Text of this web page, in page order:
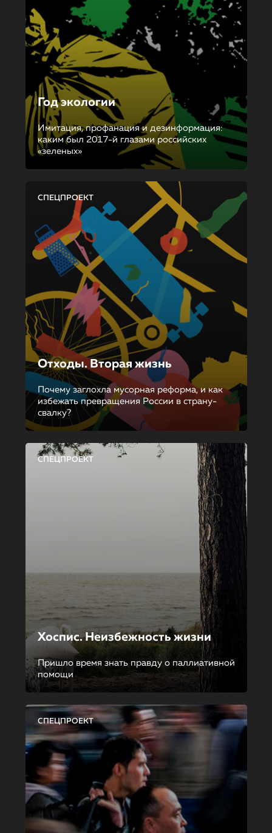
Год экологии
Имитация, профанация и дезинформация:
каким был 2017-й глазами российских
«зеленых»
СПЕЦПРОЕКТ
Отходы. Вторая жизнь
Почему заглохла мусорная реформа, и как
избежать превращения России в страну-
свалку?
СПЕЦПРОЕКТ
Хоспис. Неизбежность жизни
Пришло время знать правду о паллиативной
помощи
СПЕЦПРОЕКТ